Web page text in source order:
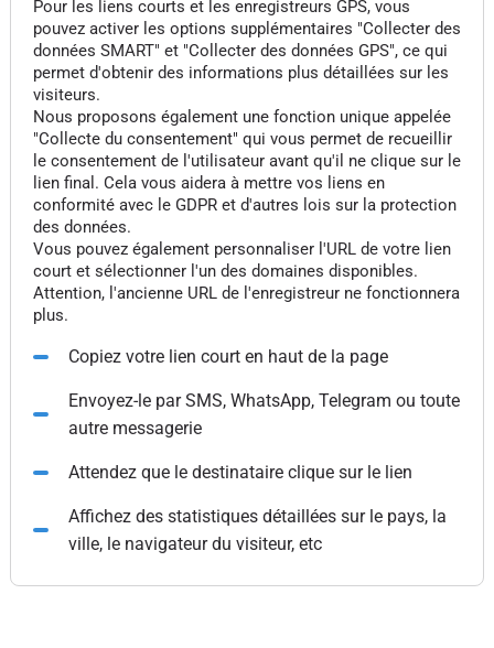
Pour les liens courts et les enregistreurs GPS, vous
pouvez activer les options supplémentaires "Collecter des
données SMART" et "Collecter des données GPS", ce qui
permet d'obtenir des informations plus détaillées sur les
visiteurs.
Nous proposons également une fonction unique appelée
"Collecte du consentement" qui vous permet de recueillir
le consentement de l'utilisateur avant qu'il ne clique sur le
lien final. Cela vous aidera à mettre vos liens en
conformité avec le GDPR et d'autres lois sur la protection
des données.
Vous pouvez également personnaliser l'URL de votre lien
court et sélectionner l'un des domaines disponibles.
Attention, l'ancienne URL de l'enregistreur ne fonctionnera
plus.
Copiez votre lien court en haut de la page
Envoyez-le par SMS, WhatsApp, Telegram ou toute
autre messagerie
Attendez que le destinataire clique sur le lien
Affichez des statistiques détaillées sur le pays, la
ville, le navigateur du visiteur, etc